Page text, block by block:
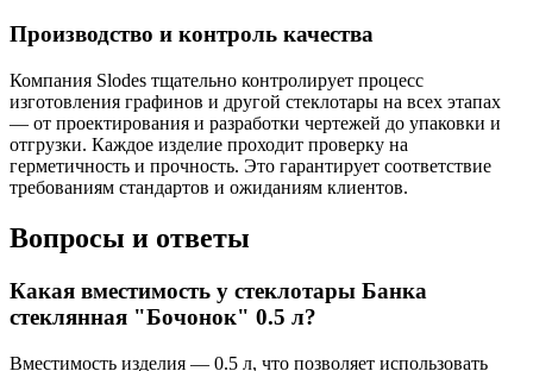
Производство и контроль качества
Компания Slodes тщательно контролирует процесс
изготовления графинов и другой стеклотары на всех этапах
— от проектирования и разработки чертежей до упаковки и
отгрузки. Каждое изделие проходит проверку на
герметичность и прочность. Это гарантирует соответствие
требованиям стандартов и ожиданиям клиентов.
Вопросы и ответы
Какая вместимость у стеклотары Банка
стеклянная "Бочонок" 0.5 л?
Вместимость изделия — 0.5 л, что позволяет использовать